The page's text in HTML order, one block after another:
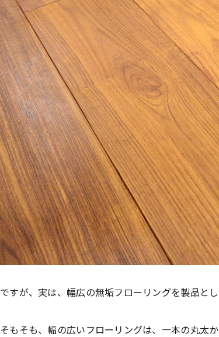
ですが、実は、幅広の無垢フローリングを製品と
そもそも、幅の広いフローリングは、一本の丸太